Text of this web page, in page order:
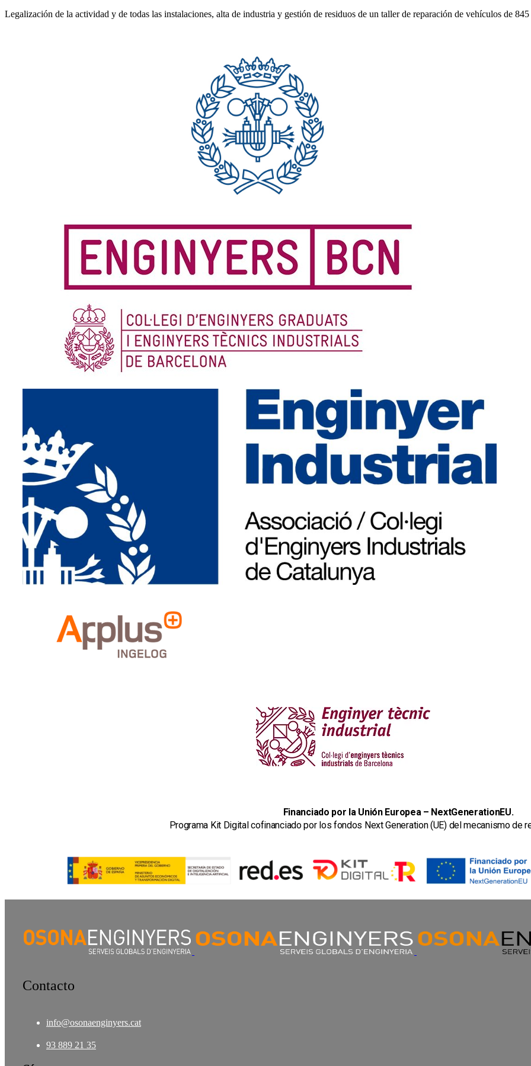
Legalización de la actividad y de todas las instalaciones, alta de industria y gestión de residuos de un taller de reparación de vehículos de 845
Financiado por la Unión Europea – NextGenerationEU.
Programa Kit Digital cofinanciado por los fondos Next Generation (UE) del mecanismo de
Contacto
info@osonaenginyers.cat
93 889 21 35